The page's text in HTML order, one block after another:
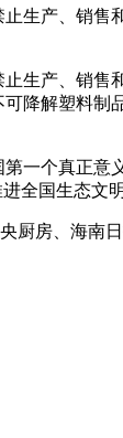
生产、销售
生产、销售
降解塑料制
一个真正意
全国生态文
厨房、海南